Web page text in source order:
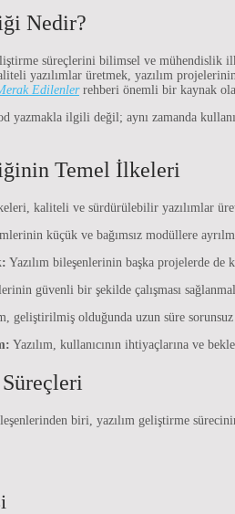
Nedir?
süreçlerini bilimsel ve mühendislik
yazılımlar üretmek, yazılım
Edilenlerrehberi önemli bir kaynak
yazmakla ilgili değil; aynı zamanda
Temel İlkeleri
kaliteli ve sürdürülebilir yazılımlar
küçük ve bağımsız modüllere
Yazılım bileşenlerinin başka projelerde de
güvenli bir şekilde çalışması
geliştirilmiş olduğunda uzun süre sorunsuz
Yazılım, kullanıcının ihtiyaçlarına ve
biri, yazılım geliştirme